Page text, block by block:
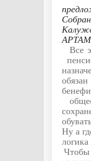
Все
Ну а
Чтобы